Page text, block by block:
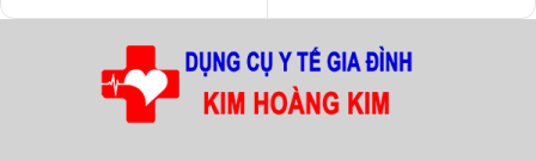
Độ dày vừa phải thích hợp sử
dụng ở mùa hè
Đơn vị bán: Đôi
phòng phải hoạt động tay liên
Đơn vị bán: Chiếc